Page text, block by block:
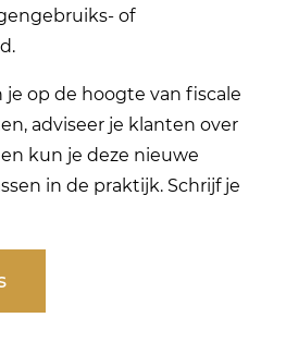
of
je op de hoogte van fiscale
adviseer je klanten over
kun je deze nieuwe
in de praktijk. Schrijf je